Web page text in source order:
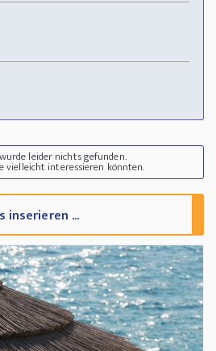
leider nichts gefunden.
vielleicht interessieren könnten.
inserieren ...